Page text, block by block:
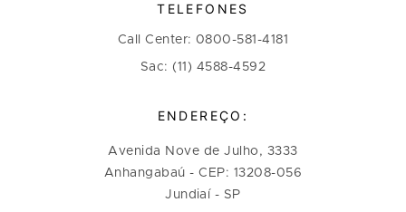
TELEFONES
Call Center: 0800-581-4181
Sac: (11) 4588-4592
ENDEREÇO:
Avenida Nove de Julho, 3333
Anhangabaú - CEP: 13208-056
Jundiaí - SP